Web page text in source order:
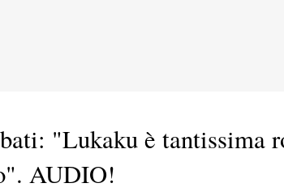
"Lukaku è tantissima
AUDIO!